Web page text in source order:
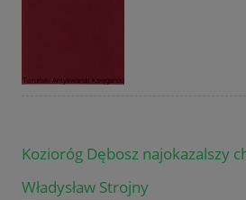
Kozioróg Dębosz najokazalszy
Władysław Strojny